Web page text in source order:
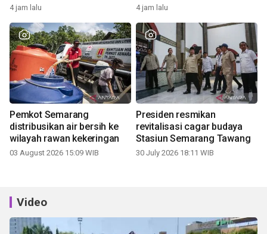
4 jam lalu 4 jam lalu
Pemkot Semarang
distribusikan air bersih ke
wilayah rawan kekeringan
03 August 2026 15:09 WIB
Presiden resmikan
revitalisasi cagar budaya
Stasiun Semarang Tawang
30 July 2026 18:11 WIB
Video